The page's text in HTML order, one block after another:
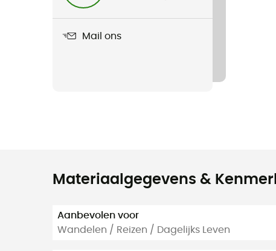
Mail ons
Materiaalgegevens &
Aanbevolen voor
Wandelen / Reizen / Dagelijks Leven